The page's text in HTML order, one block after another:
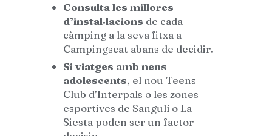
Consulta les millores
d’instal·lacions de cada
càmping a la seva fitxa a
Campingscat abans de decidir.
Si viatges amb nens
adolescents, el nou Teens
Club d’Interpals o les zones
esportives de Sangulí o La
Siesta poden ser un factor